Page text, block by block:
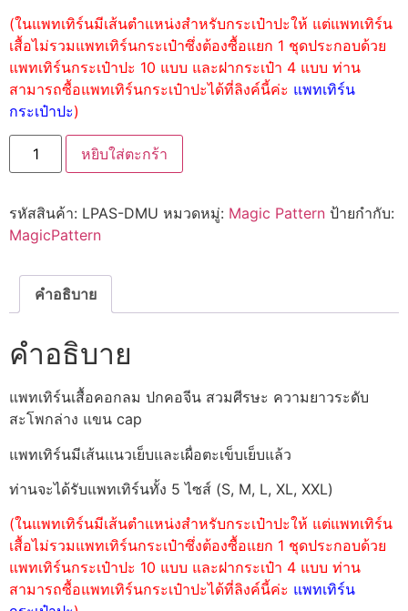
(ในแพทเทิร์นมีเส้นตำแหน่งสำหรับกระเป๋าปะให้ แต่แพทเทิร์น
เสื้อไม่รวมแพทเทิร์นกระเป๋าซึ่งต้องซื้อแยก 1 ชุดประกอบด้วย
แพทเทิร์นกระเป๋าปะ 10 แบบ และฝากระเป๋า 4 แบบ ท่าน
สามารถซื้อแพทเทิร์นกระเป๋าปะได้ที่ลิงค์นี้ค่ะ แพทเทิร์น
กระเป๋าปะ)
หยิบใส่ตะกร้า
รหัสสินค้า: LPAS-DMU หมวดหมู่: Magic Pattern ป้ายกำกับ:
MagicPattern
คำอธิบาย
คำอธิบาย
แพทเทิร์นเสื้อคอกลม ปกคอจีน สวมศีรษะ ความยาวระดับ
สะโพกล่าง แขน cap
แพทเทิร์นมีเส้นแนวเย็บและเผื่อตะเข็บเย็บแล้ว
ท่านจะได้รับแพทเทิร์นทั้ง 5 ไซส์ (S, M, L, XL, XXL)
(ในแพทเทิร์นมีเส้นตำแหน่งสำหรับกระเป๋าปะให้ แต่แพทเทิร์น
เสื้อไม่รวมแพทเทิร์นกระเป๋าซึ่งต้องซื้อแยก 1 ชุดประกอบด้วย
แพทเทิร์นกระเป๋าปะ 10 แบบ และฝากระเป๋า 4 แบบ ท่าน
สามารถซื้อแพทเทิร์นกระเป๋าปะได้ที่ลิงค์นี้ค่ะ แพทเทิร์น